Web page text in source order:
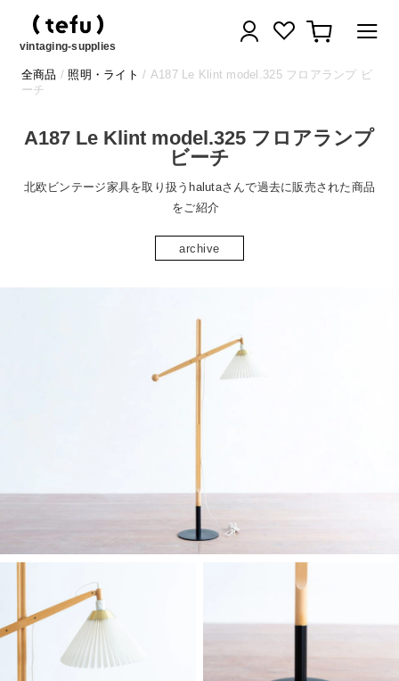
vintaging-supplies
ログイン カート
全商品 / 照明・ライト / A187 Le Klint model.325 フロアランプ ビ
ーチ
A187 Le Klint model.325 フロアランプ
ビーチ
北欧ビンテージ家具を取り扱うhalutaさんで過去に販売された商品
をご紹介
archive